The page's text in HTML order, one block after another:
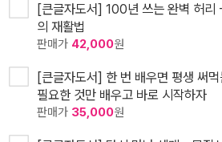
[큰글자도서] 100년 쓰는 완벽 허리
의 재활법
판매가 42,000원
[큰글자도서] 한 번 배우면 평생 써
필요한 것만 배우고 바로 시작하자
판매가 35,000원